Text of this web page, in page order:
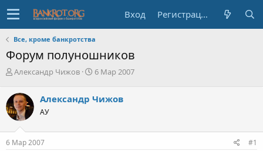
Вход Регистрация
Все, кроме банкротства
Форум полуношников
А
т
о
р
т
е
м
Александр Чижов
Д
а
ч
6 Мар 2007
Александр Чижов
АУ
6 Мар 2007 #1